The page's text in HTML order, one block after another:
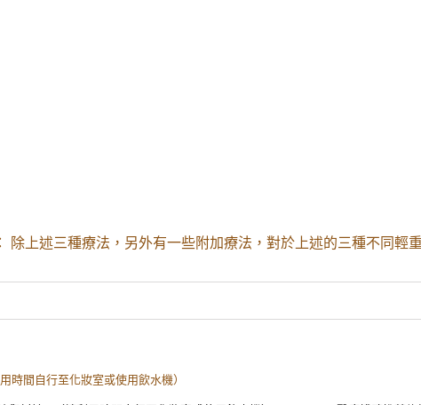
除上述三種療法，另外有一些附加療法，對於上述的三種不同輕
時間自行至化妝室或使用飲水機）